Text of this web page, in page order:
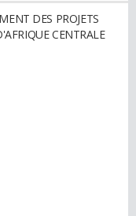
DES PROJETS
CENTRALE